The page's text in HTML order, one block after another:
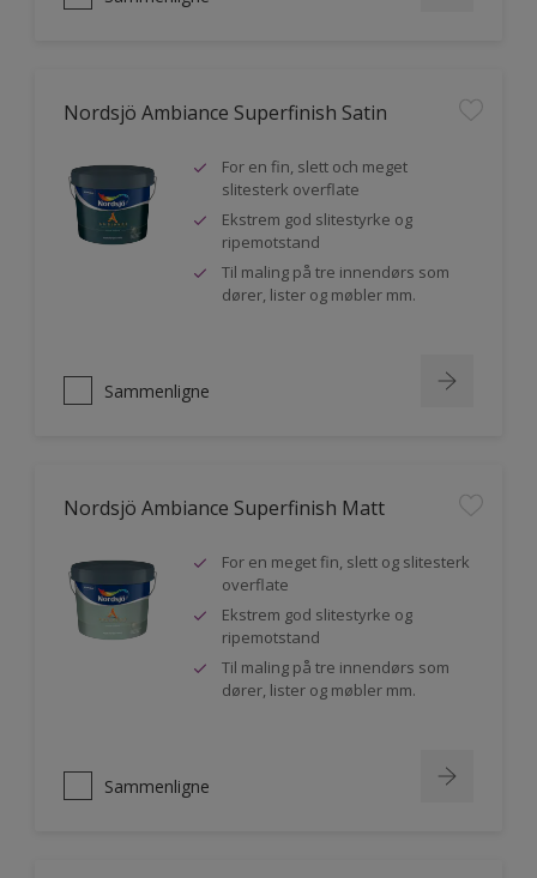
Nordsjö Ambiance Superfinish Satin
For en fin, slett och meget
slitesterk overflate
Ekstrem god slitestyrke og
ripemotstand
Til maling på tre innendørs som
dører, lister og møbler mm.
Sammenligne
Nordsjö Ambiance Superfinish Matt
For en meget fin, slett og slitesterk
overflate
Ekstrem god slitestyrke og
ripemotstand
Til maling på tre innendørs som
dører, lister og møbler mm.
Sammenligne